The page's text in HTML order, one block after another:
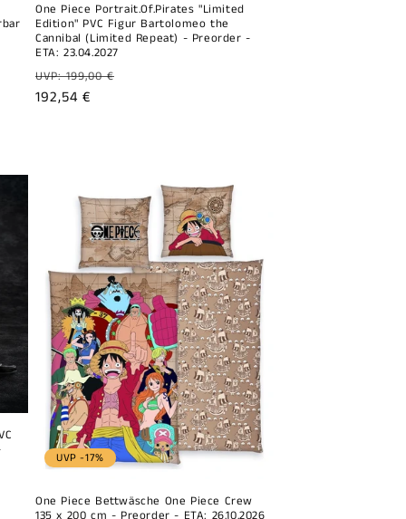
One Piece Portrait.Of.Pirates "Limited
Edition" PVC Figur Bartolomeo the
Cannibal (Limited Repeat) - Preorder -
ETA: 23.04.2027
Prix
habituel
UVP: 199,00 €
Prix
192,54 €
UVP -17%
One Piece Bettwäsche One Piece Crew